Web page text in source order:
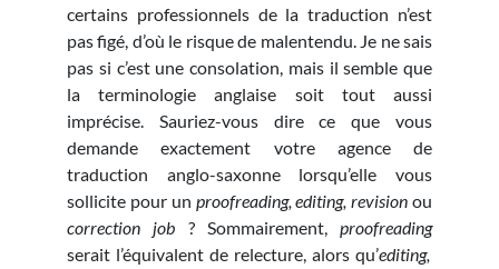
certains professionnels de la traduction n’est
pas figé, d’où le risque de malentendu. Je ne sais
pas si c’est une consolation, mais il semble que
la terminologie anglaise soit tout aussi
imprécise. Sauriez-vous dire ce que vous
demande exactement votre agence de
traduction anglo-saxonne lorsqu’elle vous
sollicite pour un proofreading, editing, revision ou
correction job ? Sommairement, proofreading
serait l’équivalent de relecture, alors qu’editing,